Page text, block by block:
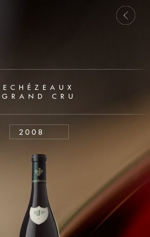
ECHÉZEAUX
GRAND CRU
2008